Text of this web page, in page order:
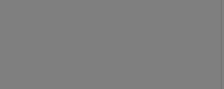
Zugriff
zur
indem Sie